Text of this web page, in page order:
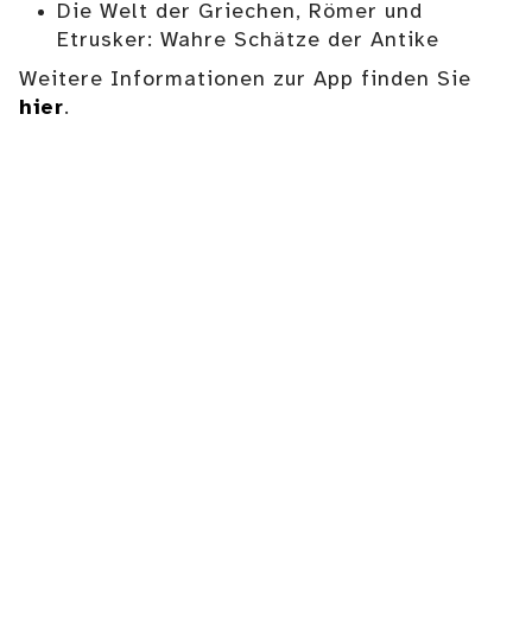
Die Welt der Griechen, Römer und
Etrusker: Wahre Schätze der Antike
Weitere Informationen zur App finden Sie
hier.